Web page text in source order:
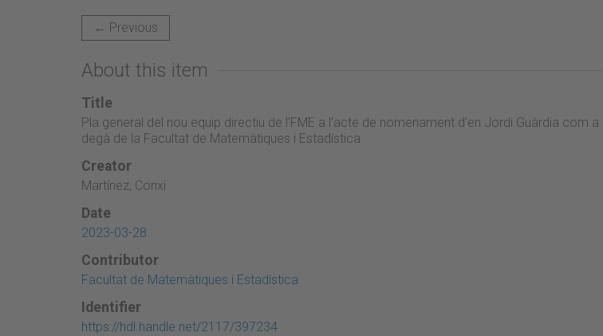
← Previous
About this item
Title
Pla general del nou equip directiu de l’FME a l’acte de nomenament d'en Jordi Guàrdia com a
degà de la Facultat de Matemàtiques i Estadística
Creator
Martínez, Conxi
Date
2023-03-28
Contributor
Facultat de Matemàtiques i Estadística
Identifier
https://hdl.handle.net/2117/397234